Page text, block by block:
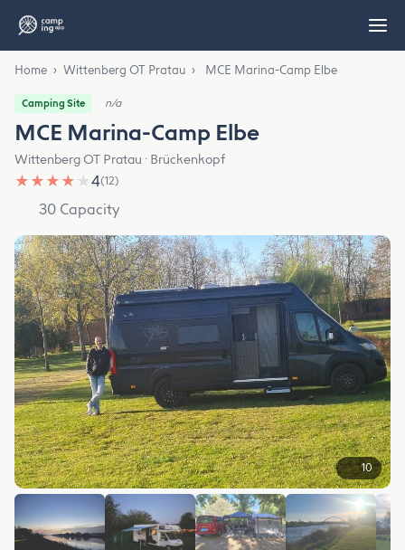
Home › Wittenberg OT Pratau › MCE Marina-Camp Elbe
Camping Site n/a
MCE Marina-Camp Elbe
Wittenberg OT Pratau · Brückenkopf
★ ★ ★ ★ ★4(12)
30 Capacity
10